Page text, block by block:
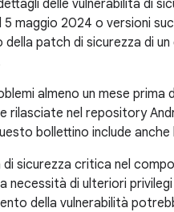
delle vulnerabilità di
maggio 2024 o versioni
patch di sicurezza di
almeno un mese prima
nel repository
bollettino include anche
di sicurezza critica nel
di ulteriori
della vulnerabilità